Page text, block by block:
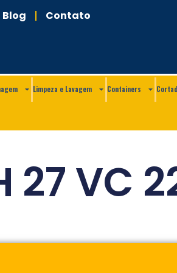
Blog Contato
Limpeza e Lavagem Containers
VC